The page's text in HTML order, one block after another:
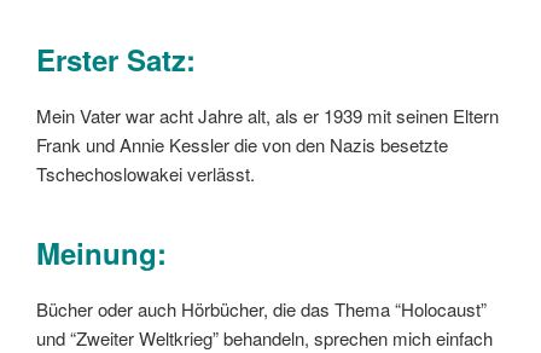
Erster Satz:
Mein Vater war acht Jahre alt, als er 1939 mit seinen Eltern
Frank und Annie Kessler die von den Nazis besetzte
Tschechoslowakei verlässt.
Meinung:
Bücher oder auch Hörbücher, die das Thema “Holocaust”
und “Zweiter Weltkrieg” behandeln, sprechen mich einfach